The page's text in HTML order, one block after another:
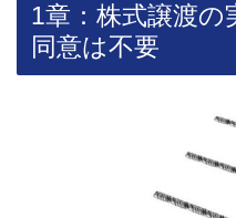
1章：株式譲渡の
同意は不要